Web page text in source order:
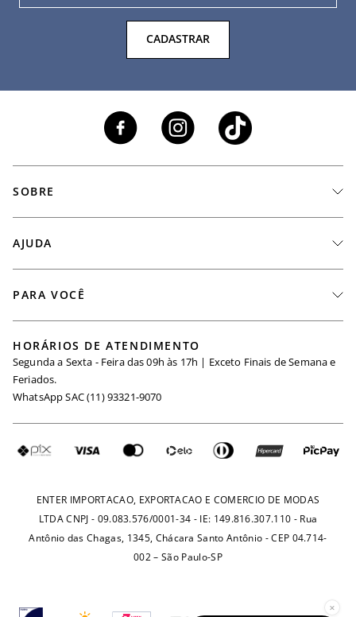
CADASTRAR
SOBRE
Seja um Revendedor
Igualdade Salarial
Requisição de Dados
AJUDA
Minha Conta
Trocas
Fretes e Tarifas
PARA VOCÊ
Maternidade
Seja um Afiliado
HORÁRIOS DE ATENDIMENTO
Segunda a Sexta - Feira das 09h às 17h | Exceto Finais de Semana e
Feriados.
WhatsApp SAC (11) 93321-9070
ENTER IMPORTACAO, EXPORTACAO E COMERCIO DE MODAS
LTDA CNPJ - 09.083.576/0001-34 - IE: 149.816.307.110 - Rua
Antônio das Chagas, 1345, Chácara Santo Antônio - CEP 04.714-
002 – São Paulo-SP
×